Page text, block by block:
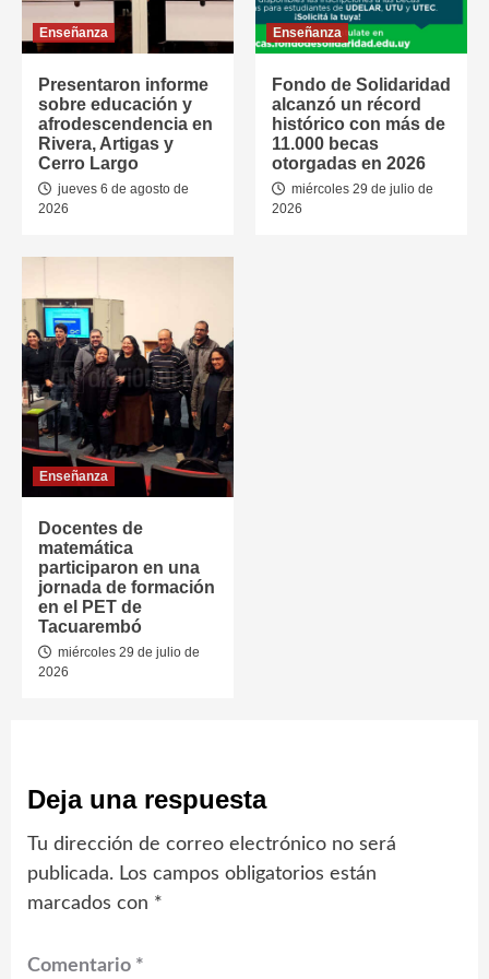
Enseñanza
Presentaron informe
sobre educación y
afrodescendencia en
Rivera, Artigas y
Cerro Largo
jueves 6 de agosto de
2026
Enseñanza
Fondo de Solidaridad
alcanzó un récord
histórico con más de
11.000 becas
otorgadas en 2026
miércoles 29 de julio de
2026
Enseñanza
Docentes de
matemática
participaron en una
jornada de formación
en el PET de
Tacuarembó
miércoles 29 de julio de
2026
Deja una respuesta
Tu dirección de correo electrónico no será
publicada. Los campos obligatorios están
marcados con *
Comentario *